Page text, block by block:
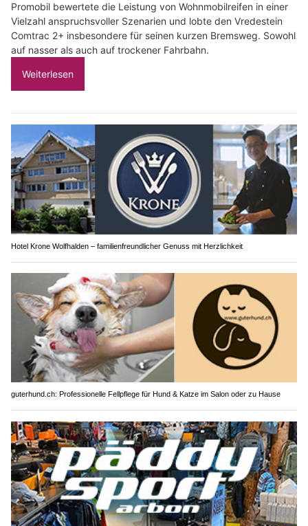
Promobil bewertete die Leistung von Wohnmobilreifen in einer
Vielzahl anspruchsvoller Szenarien und lobte den Vredestein
Comtrac 2+ insbesondere für seinen kurzen Bremsweg. Sowohl
auf nasser als auch auf trockener Fahrbahn.
Weiterlesen
Hotel Krone Wolfhalden – familienfreundlicher Genuss mit Herzlichkeit
guterhund.ch: Professionelle Fellpflege für Hund & Katze im Salon oder zu Hause